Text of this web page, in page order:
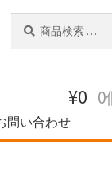
象:
問い合わせ
¥0 0